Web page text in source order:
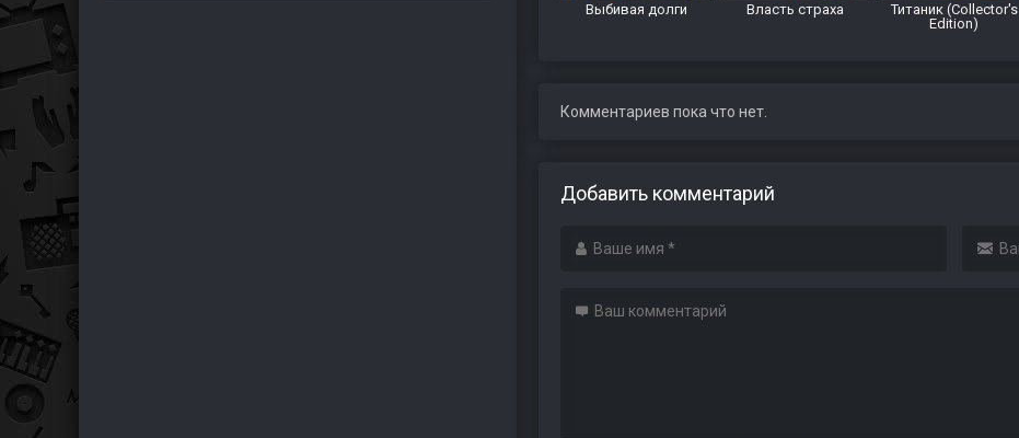
Выбивая долги Власть страха
Титаник (Collector's
Edition)
Комментариев пока что нет.
Добавить комментарий